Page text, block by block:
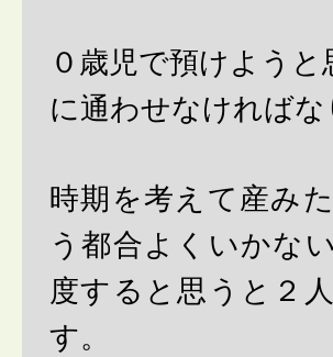
０歳児で預けよう
に通わせなければな
時期を考えて産み
う都合よくいかな
度すると思うと２
す。